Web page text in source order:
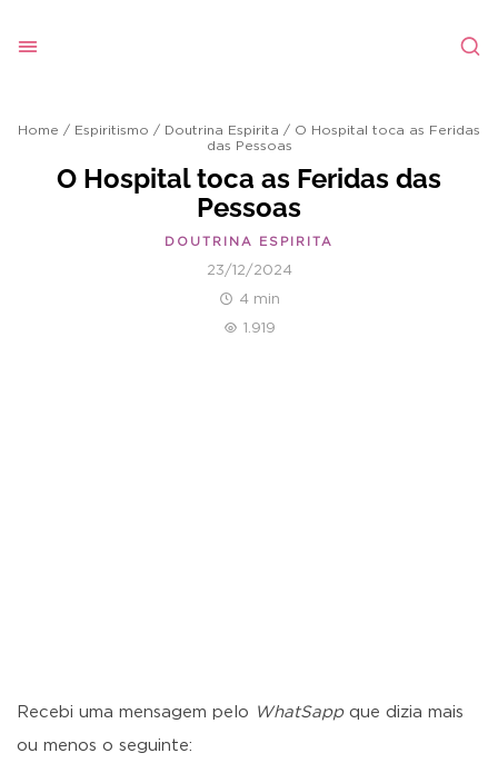
Home / Espiritismo / Doutrina Espirita / O Hospital toca as Feridas
das Pessoas
O Hospital toca as Feridas das
Pessoas
DOUTRINA ESPIRITA
23/12/2024
4 min
1.919
Recebi uma mensagem pelo WhatSappque dizia mais
ou menos o seguinte: